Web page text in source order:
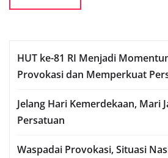
HUT ke-81 RI Menjadi
Provokasi dan Memperkuat
Jelang Hari Kemerdekaan, Mari
Persatuan
Waspadai Provokasi, Situasi